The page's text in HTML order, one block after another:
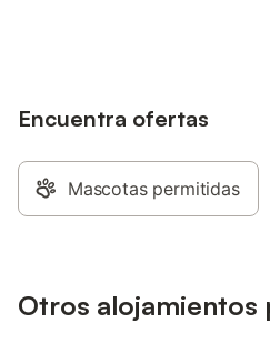
Encuentra ofertas
Mascotas permitidas
Otros alojamientos